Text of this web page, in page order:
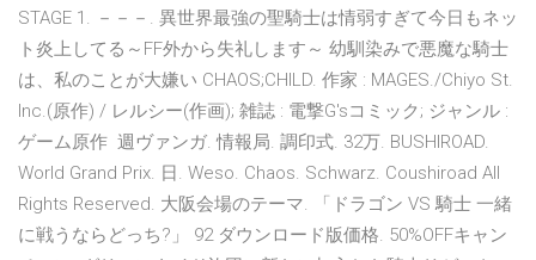
STAGE 1. －－－. 異世界最強の聖騎士は情弱すぎて今日もネッ
ト炎上してる～FF外から失礼します～ 幼馴染みで悪魔な騎士
は、私のことが大嫌い CHAOS;CHILD. 作家 : MAGES./Chiyo St.
Inc.(原作) / レルシー(作画); 雑誌 : 電撃G'sコミック; ジャンル :
ゲーム原作 週ヴァンガ. 情報局. 調印式. 32万. BUSHIROAD.
World Grand Prix. 日. Weso. Chaos. Schwarz. Coushiroad All
Rights Reserved. 大阪会場のテーマ. 「ドラゴン VS 騎士 一緒
に戦うならどっち?」 92 ダウンロード版価格. 50%OFFキャン